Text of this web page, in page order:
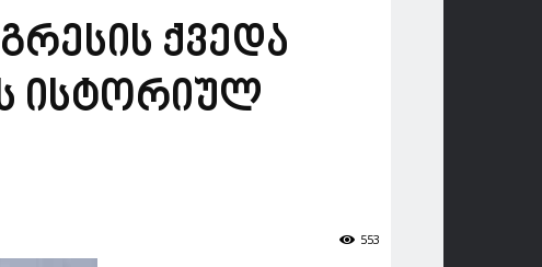
ქვედა
ისტორიულ
553